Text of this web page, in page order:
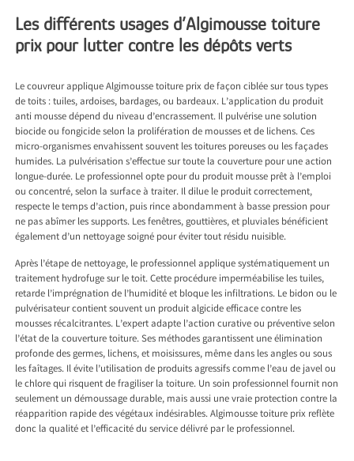
Les différents usages d’Algimousse toiture
prix pour lutter contre les dépôts verts
Le couvreur applique Algimousse toiture prix de façon ciblée sur tous types
de toits : tuiles, ardoises, bardages, ou bardeaux. L’application du produit
anti mousse dépend du niveau d’encrassement. Il pulvérise une solution
biocide ou fongicide selon la prolifération de mousses et de lichens. Ces
micro-organismes envahissent souvent les toitures poreuses ou les façades
humides. La pulvérisation s’effectue sur toute la couverture pour une action
longue-durée. Le professionnel opte pour du produit mousse prêt à l’emploi
ou concentré, selon la surface à traiter. Il dilue le produit correctement,
respecte le temps d’action, puis rince abondamment à basse pression pour
ne pas abîmer les supports. Les fenêtres, gouttières, et pluviales bénéficient
également d’un nettoyage soigné pour éviter tout résidu nuisible.
Après l’étape de nettoyage, le professionnel applique systématiquement un
traitement hydrofuge sur le toit. Cette procédure imperméabilise les tuiles,
retarde l’imprégnation de l’humidité et bloque les infiltrations. Le bidon ou le
pulvérisateur contient souvent un produit algicide efficace contre les
mousses récalcitrantes. L’expert adapte l’action curative ou préventive selon
l’état de la couverture toiture. Ses méthodes garantissent une élimination
profonde des germes, lichens, et moisissures, même dans les angles ou sous
les faîtages. Il évite l’utilisation de produits agressifs comme l’eau de javel ou
le chlore qui risquent de fragiliser la toiture. Un soin professionnel fournit non
seulement un démoussage durable, mais aussi une vraie protection contre la
réapparition rapide des végétaux indésirables. Algimousse toiture prix reflète
donc la qualité et l’efficacité du service délivré par le professionnel.